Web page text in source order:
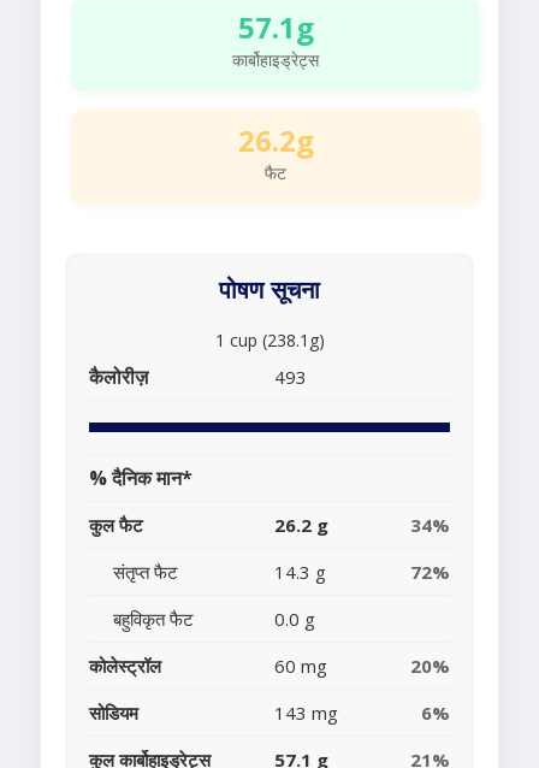
57.1g
कार्बोहाइड्रेट्स
26.2g
फैट
पोषण सूचना
1 cup (238.1g)
कैलोरीज़ 493
% दैनिक मान*
कुल फैट 26.2 g
34%
संतृप्त फैट
14.3 g
72%
बहुविकृत फैट
0.0 g
कोलेस्ट्रॉल
60 mg
20%
सोडियम
143 mg
6%
कुल कार्बोहाइड्रेट्स
57.1 g 21%